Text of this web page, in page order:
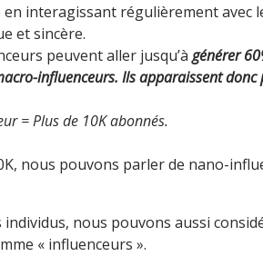
interagissant régulièrement avec
et sincère.
peuvent aller jusqu’àgénérer
influenceurs. Ils apparaissent donc
= Plus de 10K abonnés.
nous pouvons parler de nano-
individus, nous pouvons aussi
« influenceurs ».